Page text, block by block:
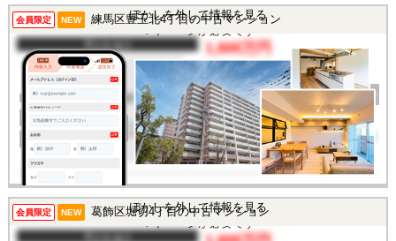
会員限定 NEW 練馬区豊玉北4丁目の中古マンション
1,600万円
間取り 2DK
完成年
1970年
建物面積 38.66㎡
土地面積 -
所在地 東京都練馬区豊玉北4丁目
交通 /
この物件を見るには
ぼかしを外して情報を見る
会員限定 NEW 葛飾区堀切4丁目の中古マンション
この物件を見るには
ぼかしを外して情報を見る